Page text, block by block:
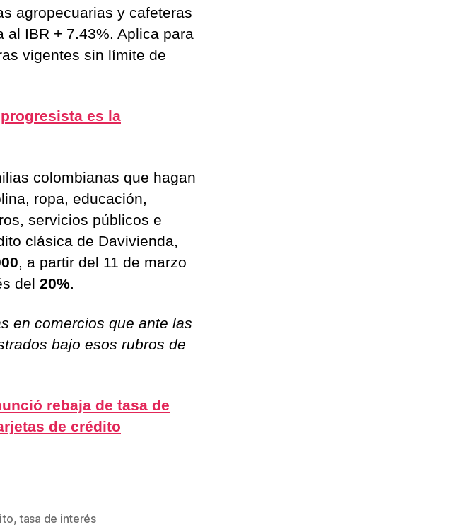
agropecuarias y cafeteras
al IBR + 7.43%. Aplica para
vigentes sin límite de
es la
colombianas que hagan
ropa, educación,
servicios públicos e
clásica de Davivienda,
, a partir del 11 de marzo
del 20%
en comercios que ante las
bajo esos rubros de
rebaja de tasa de
de crédito
, tasa de interés